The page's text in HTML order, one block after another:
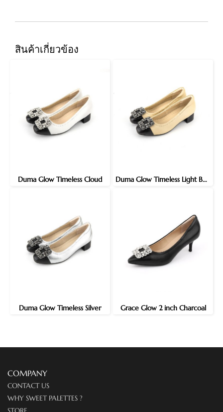
สินค้าเกี่ยวข้อง
Duma Glow Timeless Cloud Duma Glow Timeless Light Beige
Duma Glow Timeless Silver Grace Glow 2 inch Charcoal
COMPANY
CONTACT US
WHY SWEET PALETTES ?